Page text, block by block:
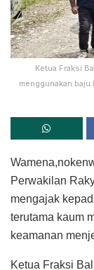
Ketua Fraksi
menggunakan baju
Perwakilan
mengajak
terutama kaum
keamanan
Ketua Fraksi